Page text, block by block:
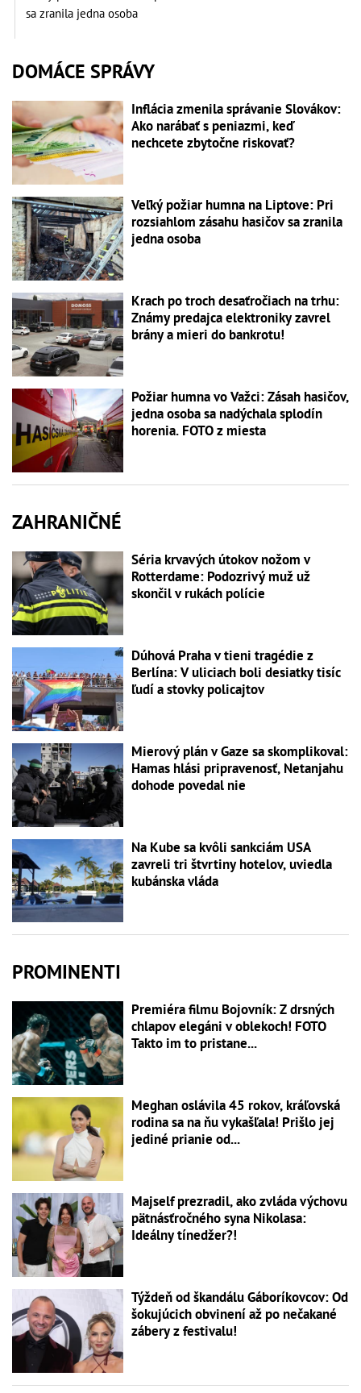
sa zranila jedna osoba
DOMÁCE SPRÁVY
Inflácia zmenila správanie Slovákov:
Ako narábať s peniazmi, keď
nechcete zbytočne riskovať?
Veľký požiar humna na Liptove: Pri
rozsiahlom zásahu hasičov sa zranila
jedna osoba
Krach po troch desaťročiach na trhu:
Známy predajca elektroniky zavrel
brány a mieri do bankrotu!
Požiar humna vo Važci: Zásah hasičov,
jedna osoba sa nadýchala splodín
horenia. FOTO z miesta
ZAHRANIČNÉ
Séria krvavých útokov nožom v
Rotterdame: Podozrivý muž už
skončil v rukách polície
Dúhová Praha v tieni tragédie z
Berlína: V uliciach boli desiatky tisíc
ľudí a stovky policajtov
Mierový plán v Gaze sa skomplikoval:
Hamas hlási pripravenosť, Netanjahu
dohode povedal nie
Na Kube sa kvôli sankciám USA
zavreli tri štvrtiny hotelov, uviedla
kubánska vláda
PROMINENTI
Premiéra filmu Bojovník: Z drsných
chlapov elegáni v oblekoch! FOTO
Takto im to pristane...
Meghan oslávila 45 rokov, kráľovská
rodina sa na ňu vykašľala! Prišlo jej
jediné prianie od...
Majself prezradil, ako zvláda výchovu
pätnásťročného syna Nikolasa:
Ideálny tínedžer?!
Týždeň od škandálu Gáboríkovcov: Od
šokujúcich obvinení až po nečakané
zábery z festivalu!